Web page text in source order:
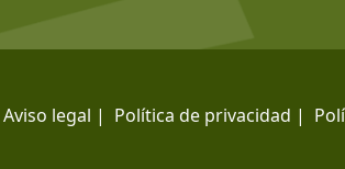
Aviso legal | Política de privacidad |